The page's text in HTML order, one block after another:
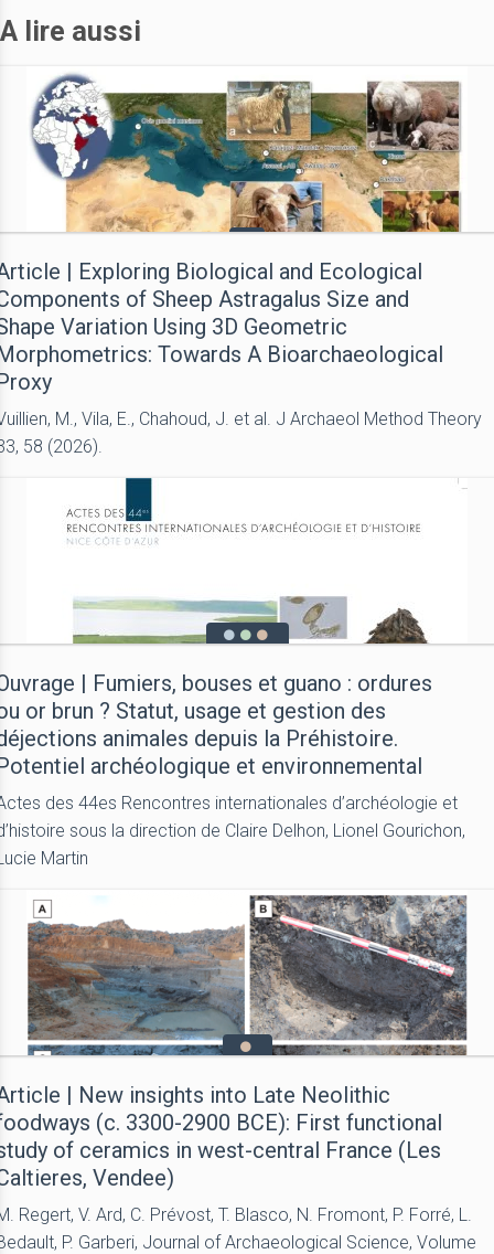
A lire aussi
| Exploring Biological and Ecological
of Sheep Astragalus Size and
Variation Using 3D Geometric
Towards A Bioarchaeological
M., Vila, E., Chahoud, J. et al. J Archaeol Method Theory
58 (2026).
| Fumiers, bouses et guano : ordures
or brun ? Statut, usage et gestion des
animales depuis la Préhistoire.
archéologique et environnemental
des 44es Rencontres internationales d’archéologie et
sous la direction de Claire Delhon, Lionel Gourichon,
Martin
| New insights into Late Neolithic
(c. 3300-2900 BCE): First functional
of ceramics in west-central France (Les
Vendee)
Regert, V. Ard, C. Prévost, T. Blasco, N. Fromont, P. Forré, L.
P. Garberi, Journal of Archaeological Science, Volume